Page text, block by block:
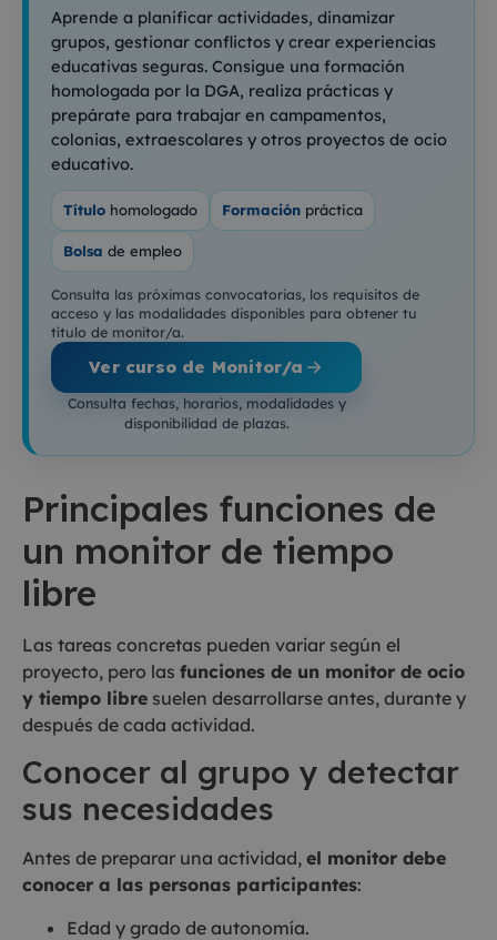
Aprende a planificar actividades, dinamizar
grupos, gestionar conflictos y crear experiencias
educativas seguras. Consigue una formación
homologada por la DGA, realiza prácticas y
prepárate para trabajar en campamentos,
colonias, extraescolares y otros proyectos de ocio
educativo.
Título homologado Formación práctica
Bolsa de empleo
Consulta las próximas convocatorias, los requisitos de
acceso y las modalidades disponibles para obtener tu
título de monitor/a.
Ver curso de Monitor/a
Consulta fechas, horarios, modalidades y
disponibilidad de plazas.
Principales funciones de
un monitor de tiempo
libre
Las tareas concretas pueden variar según el
proyecto, pero las funciones de un monitor de ocio
y tiempo libre suelen desarrollarse antes, durante y
después de cada actividad.
Conocer al grupo y detectar
sus necesidades
Antes de preparar una actividad, el monitor debe
conocer a las personas participantes:
Edad y grado de autonomía.